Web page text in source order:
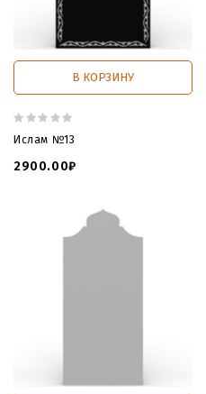
В КОРЗИНУ
Ислам №13
2900.00₽